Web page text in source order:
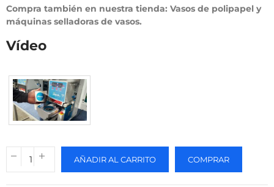
Compra también en nuestra tienda: Vasos de polipapel y
máquinas selladoras de vasos.
Vídeo
AÑADIR AL CARRITO COMPRAR